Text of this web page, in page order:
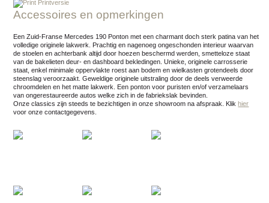
Printversie
Accessoires en opmerkingen
Een Zuid-Franse Mercedes 190 Ponton met een charmant doch sterk patina van het
volledige originele lakwerk. Prachtig en nagenoeg ongeschonden interieur waarvan
de stoelen en achterbank altijd door hoezen beschermd werden, smetteloze staat
van de bakelieten deur- en dashboard bekledingen. Unieke, originele carrosserie
staat, enkel minimale oppervlakte roest aan bodem en wielkasten grotendeels door
steenslag veroorzaakt. Geweldige originele uitstraling door de deels verweerde
chroomdelen en het matte lakwerk. Een ponton voor puristen en/of verzamelaars
van ongerestaureerde autos welke zich in de fabriekslak bevinden.
Onze classics zijn steeds te bezichtigen in onze showroom na afspraak.
Klik hier
voor onze contactgegevens.